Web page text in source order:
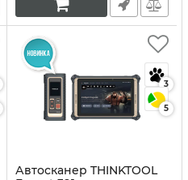
3
5
Автосканер THINKTOOL